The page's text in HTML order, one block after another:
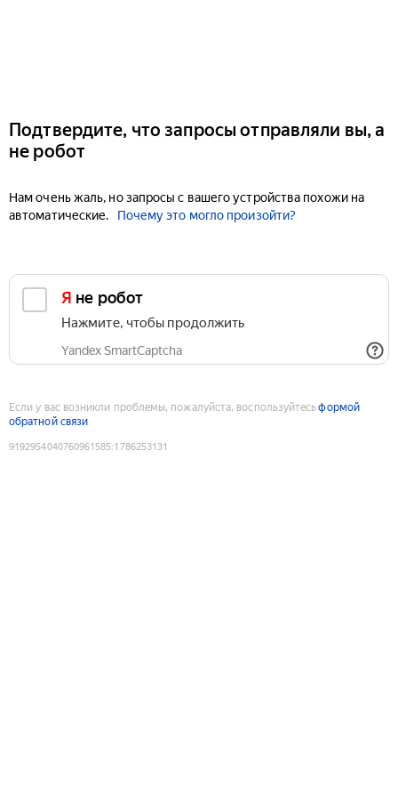
Подтвердите, что запросы отправляли вы, а
не робот
Нам очень жаль, но запросы с вашего устройства похожи на
автоматические.
Почему это могло произойти?
Я не робот
Нажмите, чтобы продолжить
Yandex SmartCaptcha
Если у вас возникли проблемы, пожалуйста, воспользуйтесьформой
обратной связи
9192954040760961585:1786253131